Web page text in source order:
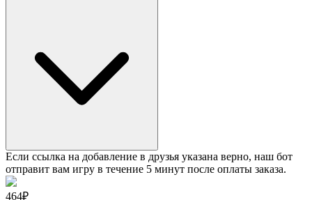
Если ссылка на добавление в друзья указана верно, наш бот
отправит вам игру в течение 5 минут после оплаты заказа.
464₽